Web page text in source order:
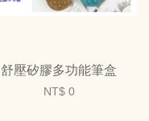
舒壓矽膠多功能筆盒
NT$ 0